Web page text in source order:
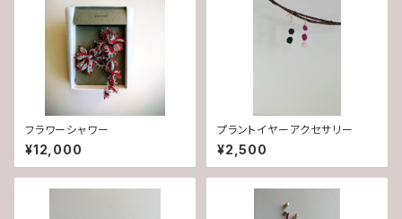
フラワーシャワー
¥12,000
プラントイヤーアクセサリー
¥2,500